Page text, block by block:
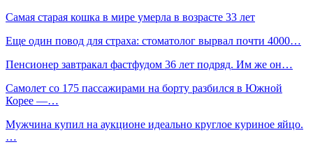
Самая старая кошка в мире умерла в возрасте 33 лет
Еще один повод для страха: стоматолог вырвал почти 4000…
Пенсионер завтракал фастфудом 36 лет подряд. Им же он…
Самолет со 175 пассажирами на борту разбился в Южной
Корее —…
Мужчина купил на аукционе идеально круглое куриное яйцо.
…